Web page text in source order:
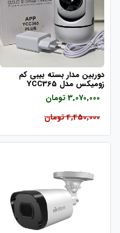
دوربین مدار بسته بیبی کم
زومیکس مدل YCC365
3,070,000 تومان
4,450,000 تومان